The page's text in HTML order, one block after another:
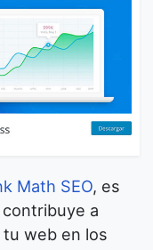
Math SEO, es
a
web en los